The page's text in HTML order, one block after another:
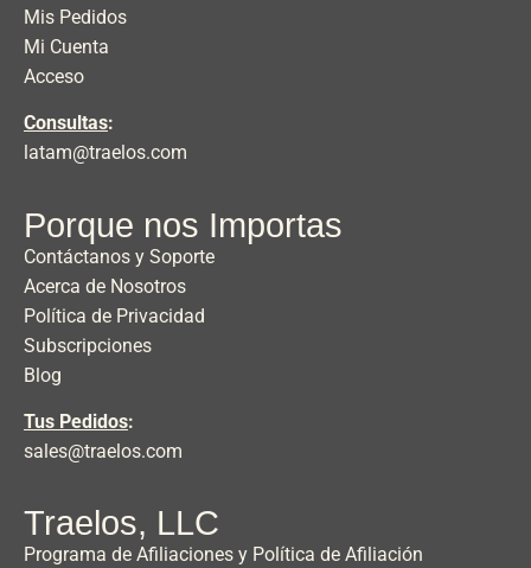
Mis Pedidos
Mi Cuenta
Acceso
Consultas:
latam@traelos.com
Porque nos Importas
Contáctanos y Soporte
Acerca de Nosotros
Política de Privacidad
Subscripciones
Blog
Tus Pedidos:
sales@traelos.com
Traelos, LLC
Programa de Afiliaciones y Política de Afiliación